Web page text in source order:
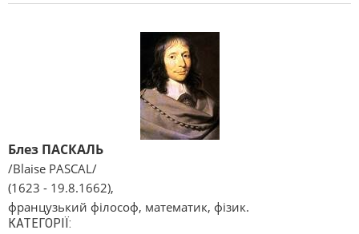
Блез ПАСКАЛЬ
/Blaise PASCAL/
(1623 - 19.8.1662),
французький філософ, математик, фізик.
КАТЕГОРІЇ: